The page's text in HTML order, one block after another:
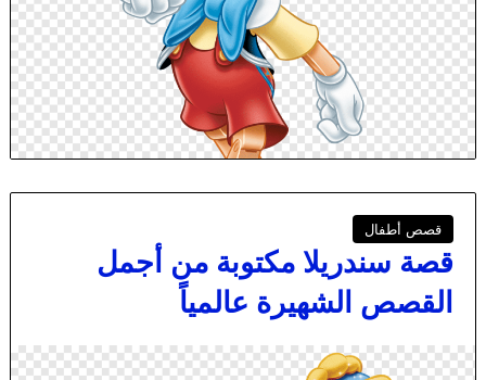
قصص أطفال
قصة سندريلا مكتوبة من أجمل
القصص الشهيرة عالمياً